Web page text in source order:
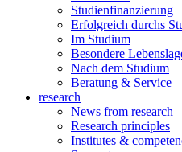
Studienfinanzierung
Erfolgreich durchs
Im Studium
Besondere
Nach dem Studium
Beratung & Service
research
News from research
Research principles
Institutes &